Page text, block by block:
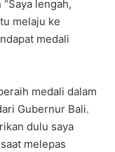
lengah,
melaju ke
medali
medali dalam
Gubernur Bali.
dulu saya
melepas